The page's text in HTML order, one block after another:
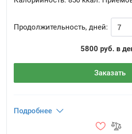
Продолжительность, дней:
5800 руб. в
Заказать
Подробнее